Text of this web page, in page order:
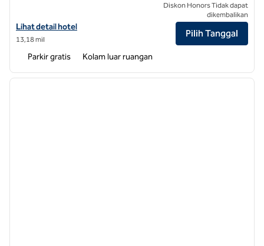
Lihat detail hotel untuk Hilton Garden Inn Charlotte Waverly
Lihat detail hotel
13,18 mil
Diskon Honors Tidak dapat
dikembalikan
Pilih Tanggal
Parkir gratis Kolam luar ruangan
1 dari 12